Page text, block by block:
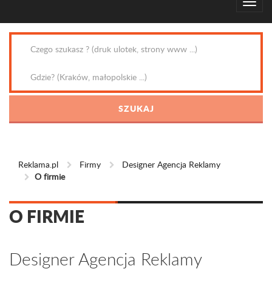
Reklama.pl Firmy
Designer Agencja Reklamy
O firmie
O FIRMIE
Designer Agencja Reklamy